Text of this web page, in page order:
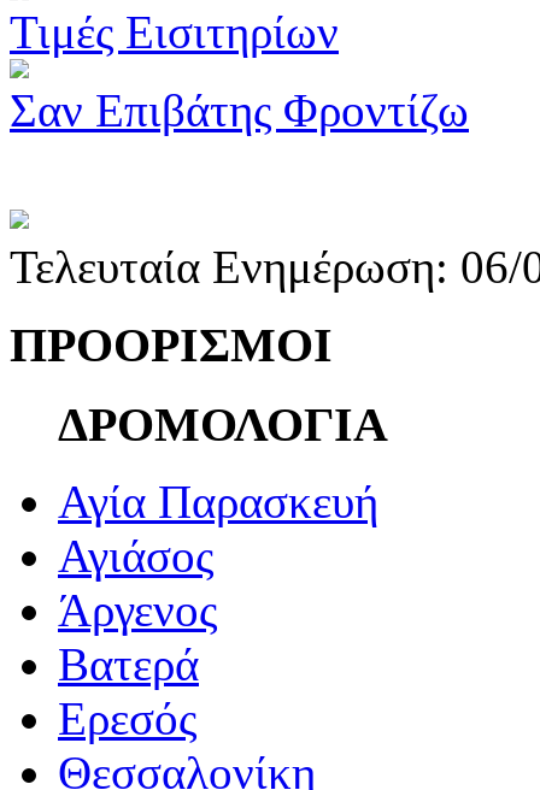
Τιμές Εισιτηρίων
Σαν Επιβάτης Φροντίζω
Τελευταία Ενημέρωση:
ΠΡΟΟΡΙΣΜΟΙ
ΔΡΟΜΟΛΟΓΙΑ
Αγία Παρασκευή
Αγιάσος
Άργενος
Βατερά
Ερεσός
Θεσσαλονίκη